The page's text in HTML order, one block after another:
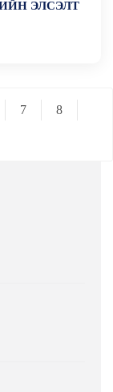
ЭЛСЭЛТ
7 8